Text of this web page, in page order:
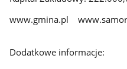
www.gmina.pl
Dodatkowe informacje: